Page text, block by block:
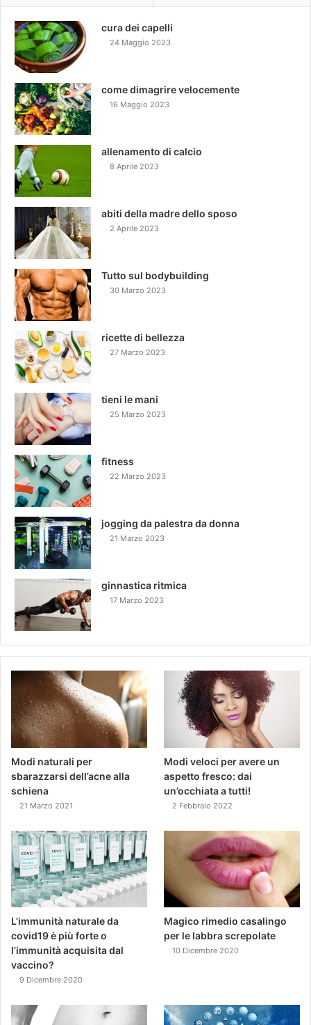
cura dei capelli
24 Maggio 2023
come dimagrire velocemente
16 Maggio 2023
allenamento di calcio
8 Aprile 2023
abiti della madre dello sposo
2 Aprile 2023
Tutto sul bodybuilding
30 Marzo 2023
ricette di bellezza
27 Marzo 2023
tieni le mani
25 Marzo 2023
fitness
22 Marzo 2023
jogging da palestra da donna
21 Marzo 2023
ginnastica ritmica
17 Marzo 2023
Modi naturali per
sbarazzarsi dell’acne alla
schiena
21 Marzo 2021
Modi veloci per avere un
aspetto fresco: dai
un’occhiata a tutti!
2 Febbraio 2022
L’immunità naturale da
covid19 è più forte o
l’immunità acquisita dal
vaccino?
9 Dicembre 2020
Magico rimedio casalingo
per le labbra screpolate
10 Dicembre 2020